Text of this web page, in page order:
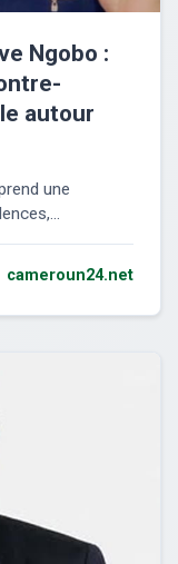
Ngobo :
autour
une
cameroun24.net